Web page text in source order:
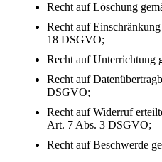
Recht auf Löschung
Recht auf
18 DSGVO;
Recht auf Unterrichtung
Recht auf
DSGVO;
Recht auf Widerruf
Art. 7 Abs. 3 DSGVO;
Recht auf Beschwerde